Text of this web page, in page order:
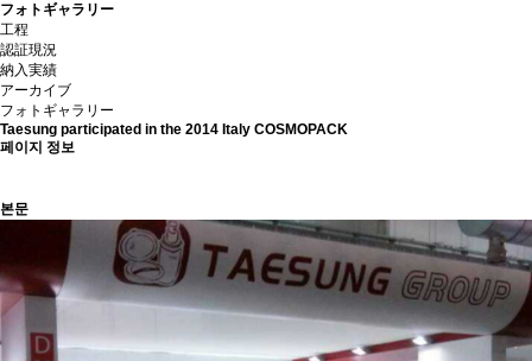
フォトギャラリー
工程
認証現況
納入実績
アーカイブ
フォトギャラリー
Taesung participated in the 2014 Italy COSMOPACK
페이지 정보
본문